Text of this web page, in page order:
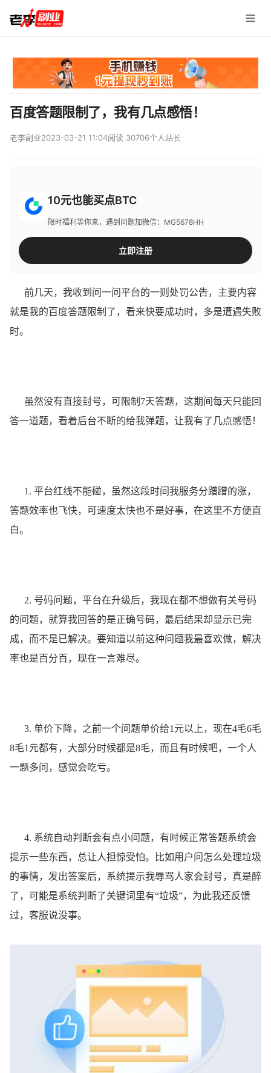
百度答题限制了，我有几点感悟！
老李副业2023-03-21 11:04阅读 30706个人站长
10元也能买点BTC
限时福利等你来，遇到问题加微信：MG5678HH
立即注册
前几天，我收到问一问平台的一则处罚公告，主要内容
就是我的百度答题限制了，看来快要成功时，多是遭遇失败
时。
虽然没有直接封号，可限制7天答题，这期间每天只能回
答一道题，看着后台不断的给我弹题，让我有了几点感悟！
1. 平台红线不能碰，虽然这段时间我服务分蹭蹭的涨，
答题效率也飞快，可速度太快也不是好事，在这里不方便直
白。
2. 号码问题，平台在升级后，我现在都不想做有关号码
的问题，就算我回答的是正确号码，最后结果却显示已完
成，而不是已解决。要知道以前这种问题我最喜欢做，解决
率也是百分百，现在一言难尽。
3. 单价下降，之前一个问题单价给1元以上，现在4毛6毛
8毛1元都有，大部分时候都是8毛，而且有时候吧，一个人
一题多问，感觉会吃亏。
4. 系统自动判断会有点小问题，有时候正常答题系统会
提示一些东西，总让人担惊受怕。比如用户问怎么处理垃圾
的事情，发出答案后，系统提示我辱骂人家会封号，真是醉
了，可能是系统判断了关键词里有“垃圾”，为此我还反馈
过，客服说没事。